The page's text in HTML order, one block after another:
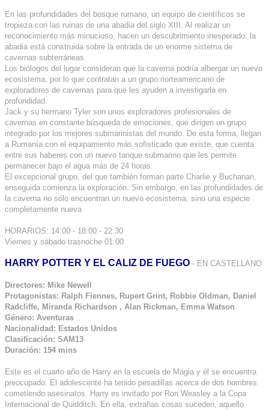
En las profundidades del bosque rumano, un equipo de científicos se
tropieza con las ruinas de una abadia del siglo XIII. Al realizar un
reconocimiento más minucioso, hacen un descubrimiento inesperado: la
abadia está construida sobre la entrada de un enorme sistema de
cavernas subterráneas.
Los biólogos del lugar consideran que la caverna podría albergar un nuevo
ecosistema, por lo que contratan a un grupo norteamericano de
exploradores de cavernas para que les ayuden a investigarla en
profundidad.
Jack y su hermano Tyler son unos exploradores profesionales de
cavernas en constante búsqueda de emociones, que dirigen un grupo
integrado por los mejores submarinistas del mundo. De esta forma, llegan
a Rumanía con el equipamiento más sofisticado que existe, que cuenta
entre sus haberes con un nuevo tanque submarino que les permite
permanecer bajo el agua más de 24 horas.
El excepcional grupo, del que también forman parte Charlie y Buchanan,
enseguida comienza la exploración. Sin embargo, en las profundidades de
la caverna no sólo encuentran un nuevo ecosistema, sino una especie
completamente nueva
HORARIOS: 14:00 - 18:00 - 22:30
Viernes y sábado trasnoche 01:00
HARRY POTTER Y EL CALIZ DE FUEGO - EN CASTELLANO
Directores: Mike Newell
Protagonistas: Ralph Fiennes, Rupert Grint, Robbie Oldman, Daniel
Radcliffe, Miranda Richardson , Alan Rickman, Emma Watson
Género: Aventuras
Nacionalidad: Estados Unidos
Clasificación: SAM13
Duración: 154 mins
Este es el cuarto año de Harry en la escuela de Magia y él se encuentra
preocupado. El adolescente ha tenido pesadillas acerca de dos hombres
cometiendo asesinatos. Harry es invitado por Ron Weasley a la Copa
Internacional de Quidditch. En ella, extrañas cosas suceden, aquello